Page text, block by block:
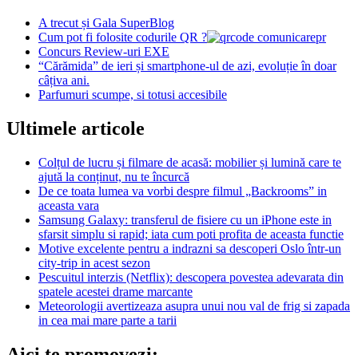
A trecut și Gala SuperBlog
Cum pot fi folosite codurile QR ?
Concurs Review-uri EXE
“Cărămida” de ieri și smartphone-ul de azi, evoluție în doar
câțiva ani.
Parfumuri scumpe, si totusi accesibile
Ultimele articole
Colțul de lucru și filmare de acasă: mobilier și lumină care te
ajută la conținut, nu te încurcă
De ce toata lumea va vorbi despre filmul „Backrooms” in
aceasta vara
Samsung Galaxy: transferul de fisiere cu un iPhone este in
sfarsit simplu si rapid; iata cum poti profita de aceasta functie
Motive excelente pentru a indrazni sa descoperi Oslo într-un
city-trip in acest sezon
Pescuitul interzis (Netflix): descopera povestea adevarata din
spatele acestei drame marcante
Meteorologii avertizeaza asupra unui nou val de frig si zapada
in cea mai mare parte a tarii